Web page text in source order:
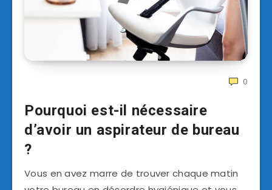
0
Pourquoi est-il nécessaire
d’avoir un aspirateur de bureau
?
Vous en avez marre de trouver chaque matin